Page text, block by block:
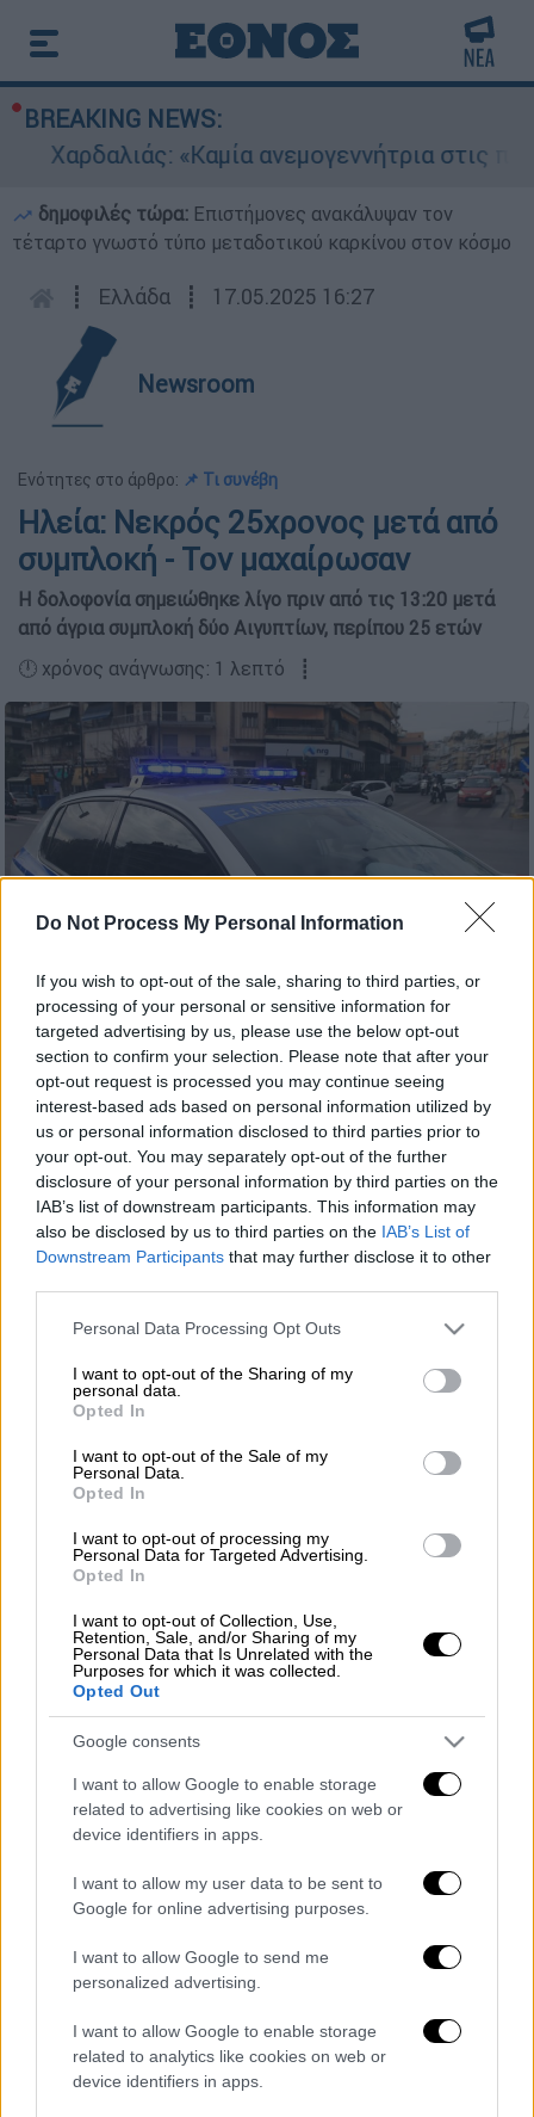
Do Not Process My Personal Information
If you wish to opt-out of the sale, sharing to third parties, or
processing of your personal or sensitive information for
targeted advertising by us, please use the below opt-out
section to confirm your selection. Please note that after your
opt-out request is processed you may continue seeing
interest-based ads based on personal information utilized by
us or personal information disclosed to third parties prior to
your opt-out. You may separately opt-out of the further
disclosure of your personal information by third parties on the
IAB’s list of downstream participants. This information may
also be disclosed by us to third parties on the IAB’s List of
Downstream Participants that may further disclose it to other
Please note that this website/app uses one or more Google
not limited to your visit or usage behaviour. You may click to
grant or deny consent to Google and its third-party tags to
use your data for below specified purposes in below Google
consent section.
Personal Data Processing Opt Outs
I want to opt-out of the Sharing of my
personal data.
Opted In
I want to opt-out of the Sale of my
Personal Data.
Opted In
I want to opt-out of processing my
Personal Data for Targeted Advertising.
Opted In
I want to opt-out of Collection, Use,
Retention, Sale, and/or Sharing of my
Personal Data that Is Unrelated with the
Purposes for which it was collected.
Opted Out
Google consents
I want to allow Google to enable storage
related to advertising like cookies on web or
device identifiers in apps.
I want to allow my user data to be sent to
Google for online advertising purposes.
I want to allow Google to send me
personalized advertising.
I want to allow Google to enable storage
related to analytics like cookies on web or
device identifiers in apps.
BREAKING NEWS:
Χαρδαλιάς: «Καμία ανεμογεννήτρια στις
δημοφιλές τώρα: Επιστήμονες ανακάλυψαν τον
τέταρτο γνωστό τύπο μεταδοτικού καρκίνου στον κόσμο
┋ Ελλάδα ┋ 17.05.2025 16:27
Newsroom
Ενότητες στο άρθρο: 📌 Τι συνέβη
Ηλεία: Νεκρός 25χρονος μετά από
συμπλοκή - Τον μαχαίρωσαν
Η δολοφονία σημειώθηκε λίγο πριν από τις 13:20 μετά
από άγρια συμπλοκή δύο Αιγυπτίων, περίπου 25 ετών
🕛 χρόνος ανάγνωσης: 1 λεπτό ┋
Προσθέστε το ΕΘΝΟΣ στη Google
Νεκρός από μαχαιριές έπεσε 25χρονος
άνδρας μετά από συμπλοκή το μεσημέρι του
Σαββάτου 17 Μαΐου στην περιοχή Βάρδα του
νομούΗλείας.
ΔΙΑΒΑΣΤΕ ΕΠΙΣΗΣ
Ελλάδα|17.05.2025 15:50
Αριστοτεχνική κλοπή στην Πεύκη:
Του έσκασαν το λάστιχο, τον
παρακολούθησαν και του άρπαξαν
30.000 ευρώ
Τι συνέβη
Σύμφωνα με πληροφορίες του
δολοφονία σημειώθηκε λίγο πριν από τις
13:20 μετά από άγρια συμπλοκή δύο
Αιγυπτίων, περίπου 25 ετών.
Από την ίδια πηγή προκύπτει πωςοι δύο
άνδρες επιτέθηκαν ο ένας στον άλλο με
μαχαίρι, με αποτέλεσμα ο ένας από τους δύο
να χάσει επί τόπου τη ζωή του και ο άλλος
να τραυματιστεί και να μεταφερθεί στο
νοσοκομείο.
Για την ώρα δεν υπάρχουν πληροφορίες για
τον λόγο που ξεκίνησε ησυμπλοκή
το περιστατικό διενεργείται προανάκριση.